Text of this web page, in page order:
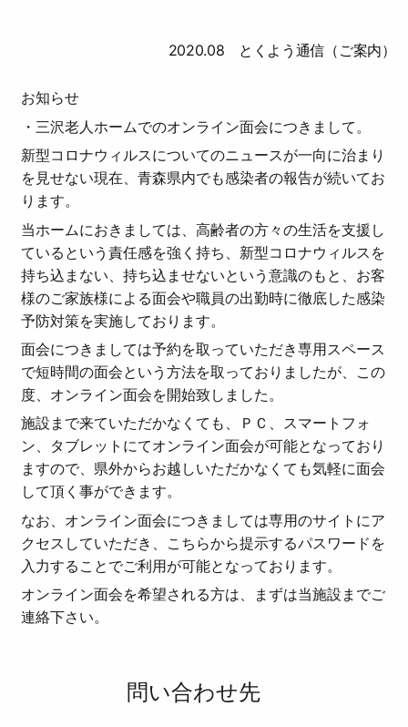
2020.08 とくよう通信（ご案内）
お知らせ
・三沢老人ホームでのオンライン面会につきまして。
新型コロナウィルスについてのニュースが一向に治まり
を見せない現在、青森県内でも感染者の報告が続いてお
ります。
当ホームにおきましては、高齢者の方々の生活を支援し
ているという責任感を強く持ち、新型コロナウィルスを
持ち込まない、持ち込ませないという意識のもと、お客
様のご家族様による面会や職員の出勤時に徹底した感染
予防対策を実施しております。
面会につきましては予約を取っていただき専用スペース
で短時間の面会という方法を取っておりましたが、この
度、オンライン面会を開始致しました。
施設まで来ていただかなくても、ＰＣ、スマートフォ
ン、タブレットにてオンライン面会が可能となっており
ますので、県外からお越しいただかなくても気軽に面会
して頂く事ができます。
なお、オンライン面会につきましては専用のサイトにア
クセスしていただき、こちらから提示するパスワードを
入力することでご利用が可能となっております。
オンライン面会を希望される方は、まずは当施設までご
連絡下さい。
問い合わせ先